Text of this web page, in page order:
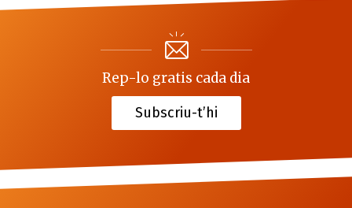
Rep-lo gratis cada dia
Subscriu-t’hi